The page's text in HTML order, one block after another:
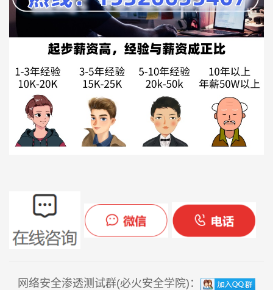
网络安全渗透测试群(必火安全学院)：